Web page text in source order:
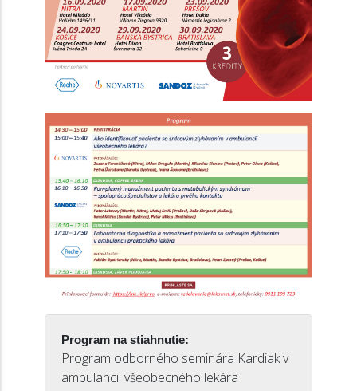
Program na stiahnutie:
Program odborného seminára Kardiak v
ambulancii všeobecného lekára